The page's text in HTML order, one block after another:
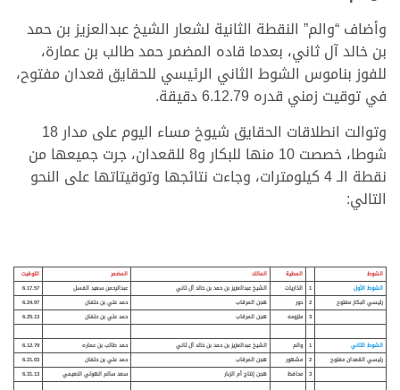
وأضاف “والم” النقطة الثانية لشعار الشيخ عبدالعزيز بن حمد
بن خالد آل ثاني، بعدما قاده المضمر حمد طالب بن عمارة،
للفوز بناموس الشوط الثاني الرئيسي للحقايق قعدان مفتوح،
في توقيت زمني قدره 6.12.79 دقيقة.
وتوالت انطلاقات الحقايق شيوخ مساء اليوم على مدار 18
شوطا، خصصت 10 منها للبكار و8 للقعدان، جرت جميعها من
نقطة الـ 4 كيلومترات، وجاءت نتائجها وتوقيتاتها على النحو
التالي:
الشوط المطية المالك المضمر
التوقيت
الشوط الأول
1 الذاريات الشيخ عبدالعزيز بن حمد بن خالد آل ثاني عبدالرحمن سعيد الفسل
6.17.57
رئيسي البكار مفتوح
2 حور هجن المرقاب حمد علي بن حلفان
6.24.97
3 ملزومه هجن المرقاب حمد علي بن حلفان 6.25.13
الشوط الثاني 1 والم الشيخ عبدالعزيز بن حمد بن خالد آل ثاني حمد طالب بن عماره
6.12.79
رئيسي القعدان مفتوح
2 مشهور هجن المرقاب حمد علي بن حلفان
6.21.03
3 محافظ هجن إنتاج أم الزبار سعد سالم الهولي النعيمي 6.31.13